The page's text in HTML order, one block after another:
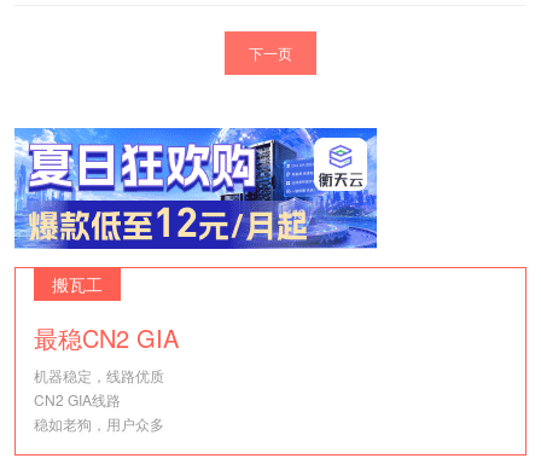
下一页
搬瓦工
最稳CN2 GIA
机器稳定，线路优质
CN2 GIA线路
稳如老狗，用户众多